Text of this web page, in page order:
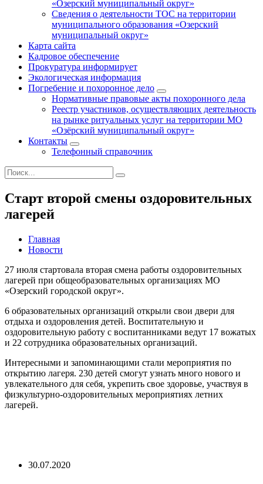
«Озерский муниципальный округ»
Сведения о деятельности ТОС на территории
муниципального образования «Озерский
муниципальный округ»
Карта сайта
Кадровое обеспечение
Прокуратура информирует
Экологическая информация
Погребение и похоронное дело
Нормативные правовые акты похоронного дела
Реестр участников, осуществляющих деятельность
на рынке ритуальных услуг на территории МО
«Озёрский муниципальный округ»
Контакты
Телефонный справочник
Старт второй смены оздоровительных
лагерей
Главная
Новости
27 июля стартовала вторая смена работы оздоровительных
лагерей при общеобразовательных организациях МО
«Озерский городской округ».
6 образовательных организаций открыли свои двери для
отдыха и оздоровления детей. Воспитательную и
оздоровительную работу с воспитанниками ведут 17 вожатых
и 22 сотрудника образовательных организаций.
Интересными и запоминающими стали мероприятия по
открытию лагеря. 230 детей смогут узнать много нового и
увлекательного для себя, укрепить свое здоровье, участвуя в
физкультурно-оздоровительных мероприятиях летних
лагерей.
30.07.2020